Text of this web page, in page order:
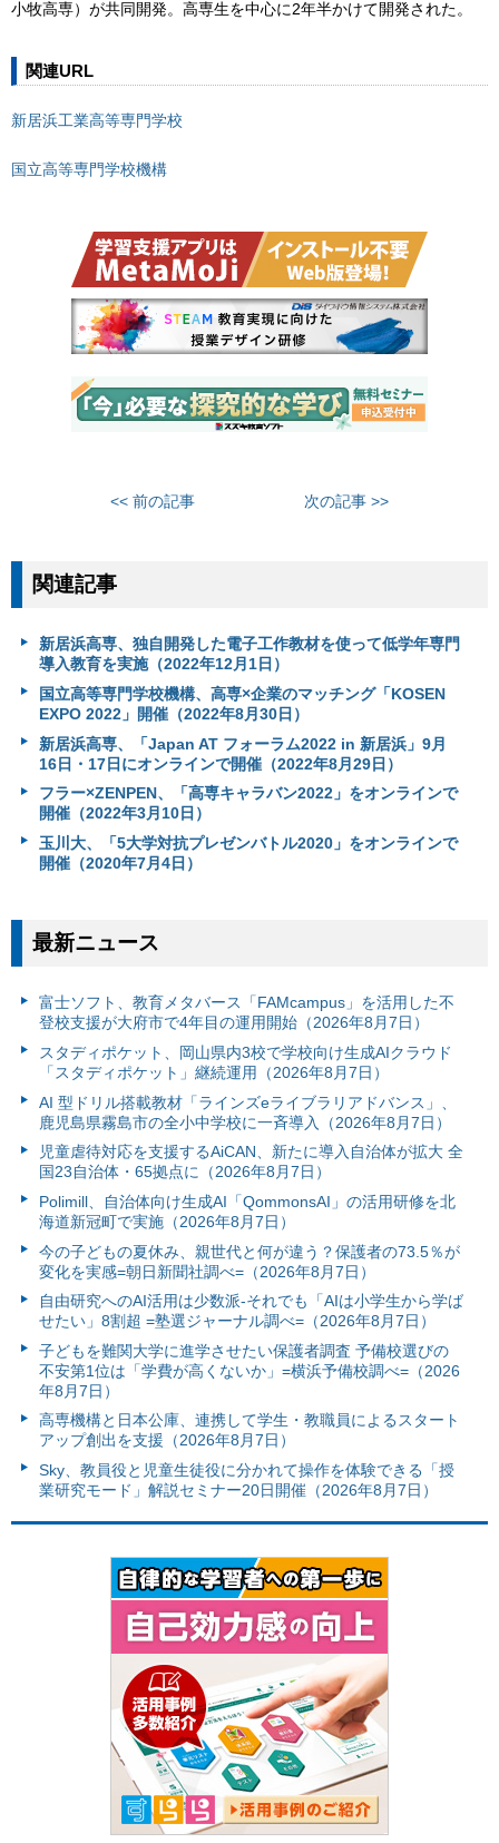
小牧高専）が共同開発。高専生を中心に2年半かけて開発された。
関連URL
新居浜工業高等専門学校
国立高等専門学校機構
<< 前の記事 次の記事 >>
関連記事
新居浜高専、独自開発した電子工作教材を使って低学年専門
導入教育を実施（2022年12月1日）
国立高等専門学校機構、高専×企業のマッチング「KOSEN
EXPO 2022」開催（2022年8月30日）
新居浜高専、「Japan AT フォーラム2022 in 新居浜」9月
16日・17日にオンラインで開催（2022年8月29日）
フラー×ZENPEN、「高専キャラバン2022」をオンラインで
開催（2022年3月10日）
玉川大、「5大学対抗プレゼンバトル2020」をオンラインで
開催（2020年7月4日）
最新ニュース
富⼠ソフト、教育メタバース「FAMcampus」を活用した不
登校支援が大府市で4年目の運用開始（2026年8月7日）
スタディポケット、岡山県内3校で学校向け生成AIクラウド
「スタディポケット」継続運用（2026年8月7日）
AI 型ドリル搭載教材「ラインズeライブラリアドバンス」、
鹿児島県霧島市の全小中学校に一斉導入（2026年8月7日）
児童虐待対応を支援するAiCAN、新たに導入自治体が拡大 全
国23自治体・65拠点に（2026年8月7日）
Polimill、自治体向け生成AI「QommonsAI」の活用研修を北
海道新冠町で実施（2026年8月7日）
今の子どもの夏休み、親世代と何が違う？保護者の73.5％が
変化を実感=朝日新聞社調べ=（2026年8月7日）
自由研究へのAI活用は少数派-それでも「AIは小学生から学ば
せたい」8割超 =塾選ジャーナル調べ=（2026年8月7日）
子どもを難関大学に進学させたい保護者調査 予備校選びの
不安第1位は「学費が高くないか」=横浜予備校調べ=（2026
年8月7日）
高専機構と日本公庫、連携して学生・教職員によるスタート
アップ創出を支援（2026年8月7日）
Sky、教員役と児童生徒役に分かれて操作を体験できる「授
業研究モード」解説セミナー20日開催（2026年8月7日）